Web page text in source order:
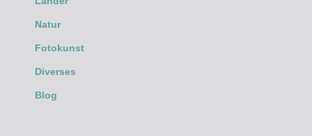
Natur
Fotokunst
Diverses
Blog